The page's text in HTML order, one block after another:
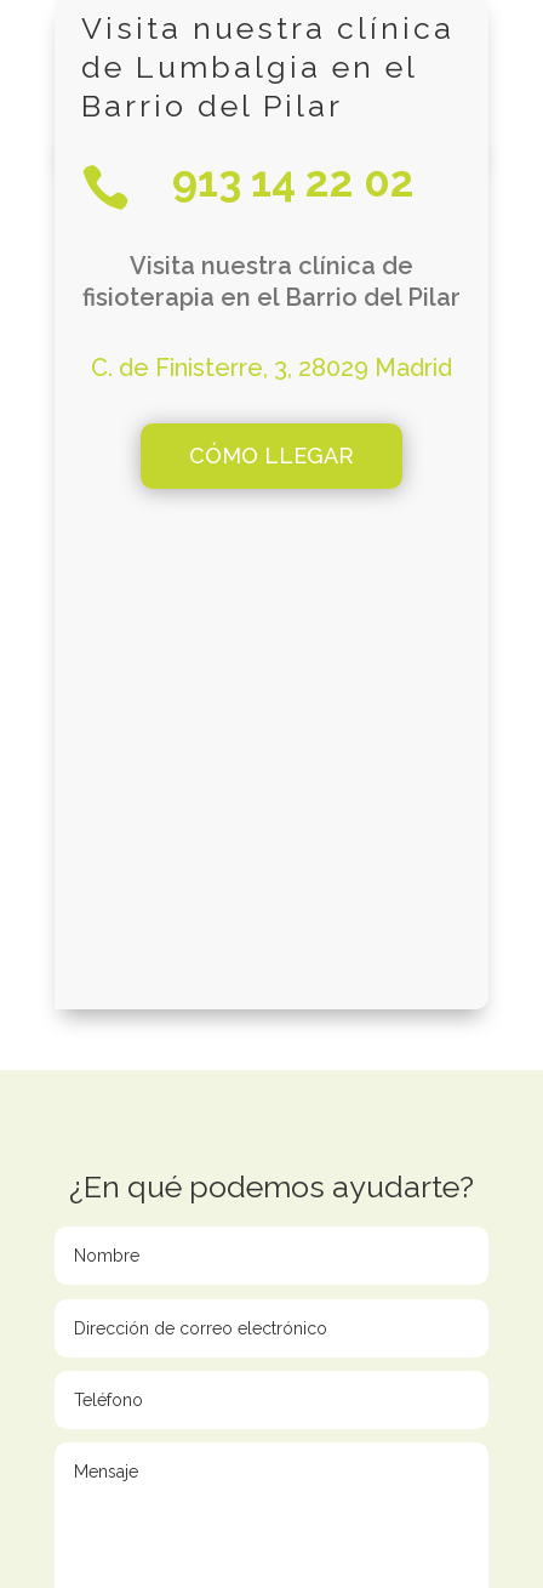
Visita nuestra clínica
de Lumbalgia en el
Barrio del Pilar
 913 14 22 02
Visita nuestra clínica de
fisioterapia en el Barrio del Pilar
C. de Finisterre, 3, 28029 Madrid
CÓMO LLEGAR
¿En qué podemos ayudarte?